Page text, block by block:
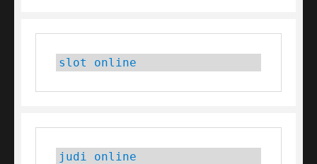
slot online
judi online